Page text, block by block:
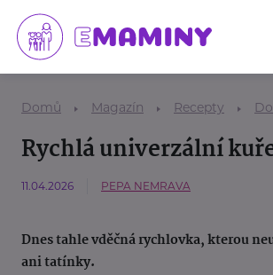
Domů Magazín Recepty
Rychlá univerzální
11.04.2026 PEPA NEMRAVA
Dnes tahle vděčná rychlovka, kterou
ani tatínky.